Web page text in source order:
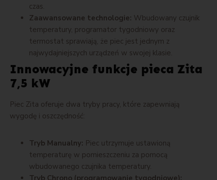
czas.
Zaawansowane technologie: Wbudowany czujnik
temperatury, programator tygodniowy oraz
termostat sprawiają, że piec jest jednym z
najwydajniejszych urządzeń w swojej klasie.
Innowacyjne funkcje pieca Zita
7,5 kW
Piec Zita oferuje dwa tryby pracy, które zapewniają
wygodę i oszczędność:
Tryb Manualny: Piec utrzymuje ustawioną
temperaturę w pomieszczeniu za pomocą
wbudowanego czujnika temperatury.
Tryb Chrono (programowanie tygodniowe):